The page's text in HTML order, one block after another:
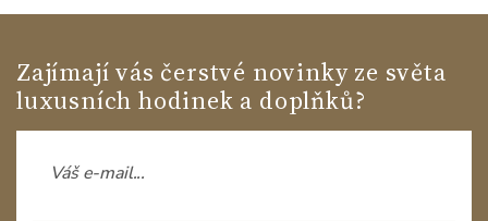
Zajímají vás čerstvé novinky ze světa
luxusních hodinek a doplňků?